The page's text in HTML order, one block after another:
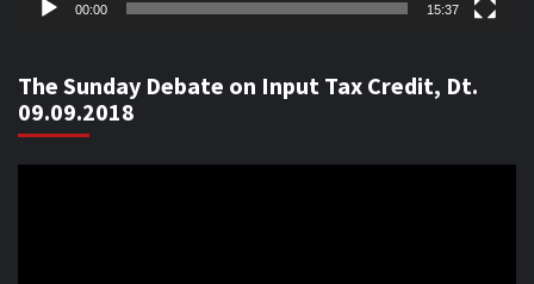
00:00 15:37
The Sunday Debate on Input Tax Credit, Dt.
09.09.2018